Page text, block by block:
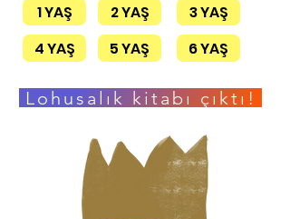
Lohusalık kitabı çıktı!
1 YAŞ 2 YAŞ
3 YAŞ
4 YAŞ
5 YAŞ 6 YAŞ